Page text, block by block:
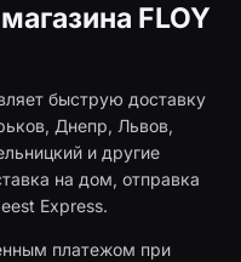
FLOY
быструю доставку
Днепр, Львов,
и другие
на дом, отправка
Express.
платежом при